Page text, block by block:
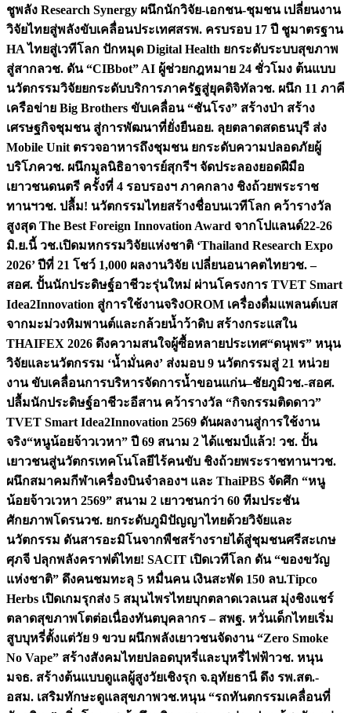
ชูพลัง Research Synergy ผนึกนักวิจัย-เอกชน-ชุมชน เปลี่ยนงาน
วิจัยไทยสู่พลังขับเคลื่อนประเทศสรพ. ครบรอบ 17 ปี ชูมาตรฐาน
HA ไทยสู่เวทีโลก ปักหมุด Digital Health ยกระดับระบบสุขภาพ
สู่สากลวช. ดัน “CIBbot” AI ผู้ช่วยกฎหมาย 24 ชั่วโมง ต้นแบบ
นวัตกรรมวิจัยยกระดับบริการภาครัฐสู่ยุคดิจิทัลวช. ผนึก 11 ภาคี
เครือข่าย Big Brothers ขับเคลื่อน “ชันโรง” สร้างป่า สร้าง
เศรษฐกิจชุมชน สู่การพัฒนาที่ยั่งยืนอย. ลุยตลาดสดธนบุรี ส่ง
Mobile Unit ตรวจอาหารถึงชุมชน ยกระดับความปลอดภัยผู้
บริโภควช. ผนึกมูลนิธิอาจารย์สุกรีฯ จัดประลองยอดฝีมือ
เยาวชนดนตรี ครั้งที่ 4 รอบรองฯ ภาคกลาง ชิงถ้วยพระราช
ทานฯวช. ปลื้ม! นวัตกรรมไทยสร้างชื่อบนเวทีโลก คว้ารางวัล
สูงสุด The Best Foreign Innovation Award จากโปแลนด์22-26
มิ.ย.นี้ วช.เปิดมหกรรมวิจัยแห่งชาติ ‘Thailand Research Expo
2026’ ปีที่ 21 โชว์ 1,000 ผลงานวิจัย เปลี่ยนอนาคตไทยวช. –
สอศ. ปั้นนักประดิษฐ์อาชีวะรุ่นใหม่ ผ่านโครงการ TVET Smart
Idea2Innovation สู่การใช้งานจริงOROM เครื่องดื่มแพลนต์เบส
จากมะม่วงหิมพานต์และกล้วยน้ำว้าดิบ สร้างกระแสใน
THAIFEX 2026 ดึงความสนใจผู้ซื้อหลายประเทศ“ดนุพร” หนุน
วิจัยและนวัตกรรม ‘น้ำมั่นคง’ ส่งมอบ 9 นวัตกรรมสู่ 21 หน่วย
งาน ขับเคลื่อนการบริหารจัดการน้ำขอนแก่น–ชัยภูมิวช.-สอศ.
ปลื้มนักประดิษฐ์อาชีวะอีสาน คว้ารางวัล “กิจกรรมติดดาว”
TVET Smart Idea2Innovation 2569 ดันผลงานสู่การใช้งาน
จริง“หนูน้อยจ้าวเวหา” ปี 69 สนาม 2 ได้แชมป์แล้ว! วช. ปั้น
เยาวชนสู่นวัตกรเทคโนโลยีไร้คนขับ ชิงถ้วยพระราชทานฯวช.
ผนึกสมาคมกีฬาเครื่องบินจำลองฯ และ ThaiPBS จัดศึก “หนู
น้อยจ้าวเวหา 2569” สนาม 2 เยาวชนกว่า 60 ทีมประชัน
ศักยภาพโดรนวช. ยกระดับภูมิปัญญาไทยด้วยวิจัยและ
นวัตกรรม ดันสารอะมิโนจากพืชสร้างรายได้สู่ชุมชนศรีสะเกษ
ศุภจี ปลุกพลังคราฟต์ไทย! SACIT เปิดเวทีโลก ดัน “ของขวัญ
แห่งชาติ” ดึงคนชมทะลุ 5 หมื่นคน เงินสะพัด 150 ลบ.Tipco
Herbs เปิดเกมรุกส่ง 5 สมุนไพรไทยบุกตลาดเวลเนส มุ่งชิงแชร์
ตลาดสุขภาพโตต่อเนื่องทันตบุคลากร – สพฐ. หวั่นเด็กไทยเริ่ม
สูบบุหรี่ตั้งแต่วัย 9 ขวบ ผนึกพลังเยาวชนจัดงาน “Zero Smoke
No Vape” สร้างสังคมไทยปลอดบุหรี่และบุหรี่ไฟฟ้าวช. หนุน
มจธ. สร้างต้นแบบดูแลผู้สูงวัยเชิงรุก จ.อุทัยธานี ดึง รพ.สต.-
อสม. เสริมทักษะดูแลสุขภาพวช.หนุน “รถทันตกรรมเคลื่อนที่